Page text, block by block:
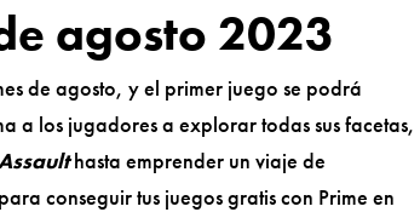
agosto 2023
de agosto, y el primer juego se podrá
a los jugadores a explorar todas sus facetas,
hasta emprender un viaje de
conseguir tus juegos gratis con Prime en